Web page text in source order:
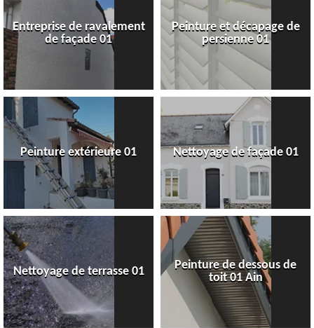
Entreprise de ravalement
de façade 01
Peinture et décapage de
persienne 01
Peinture extérieure 01 Nettoyage de façade 01
Nettoyage de terrasse 01
Peinture de dessous de
toit 01 Ain